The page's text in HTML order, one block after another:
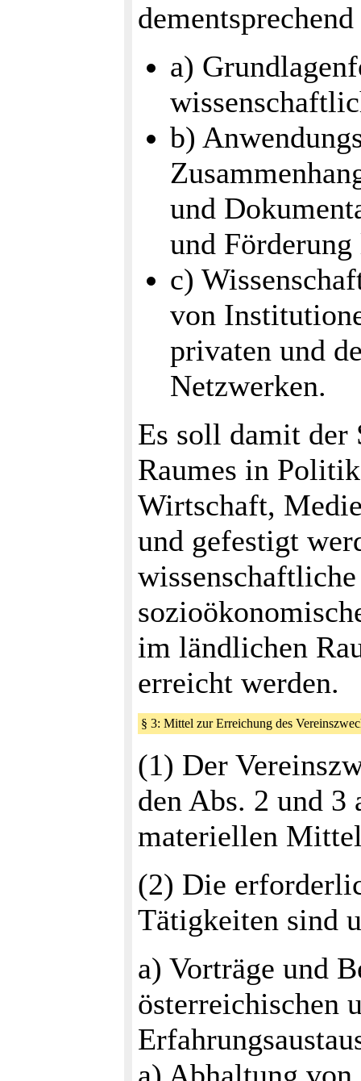
a)
b)
und
und
c)
von
privaten und
Netzwerken.
Es soll damit der
Raumes in
Wirtschaft,
und gefestigt
im ländlichen
erreicht werden.
§ 3: Mittel zur Erreichung des
(1) Der
den Abs. 2 und 3
materiellen
(2) Die
Tätigkeiten sind
a) Vorträge und
österreichischen